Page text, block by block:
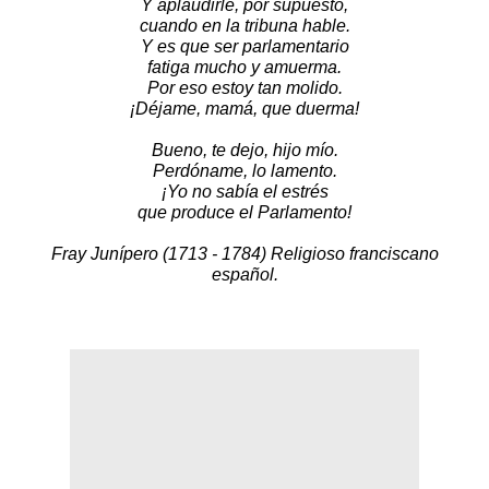
Y aplaudirle, por supuesto,
cuando en la tribuna hable.
Y es que ser parlamentario
fatiga mucho y amuerma.
Por eso estoy tan molido.
¡Déjame, mamá, que duerma!
Bueno, te dejo, hijo mío.
Perdóname, lo lamento.
¡Yo no sabía el estrés
que produce el Parlamento!
Fray Junípero (1713 - 1784) Religioso franciscano
español.